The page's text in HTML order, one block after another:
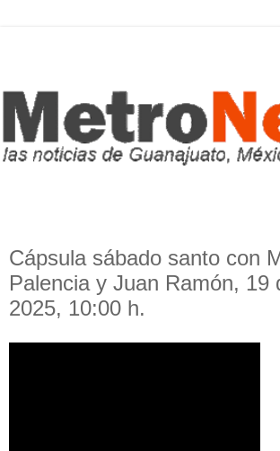
Cápsula sábado santo con
Palencia y Juan Ramón, 19
2025, 10:00 h.